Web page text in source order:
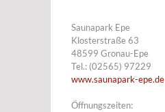
Saunapark Epe
Klosterstraße 63
48599 Gronau-Epe
Tel.: (02565) 97229
www.saunapark-epe.de
Öffnungszeiten: